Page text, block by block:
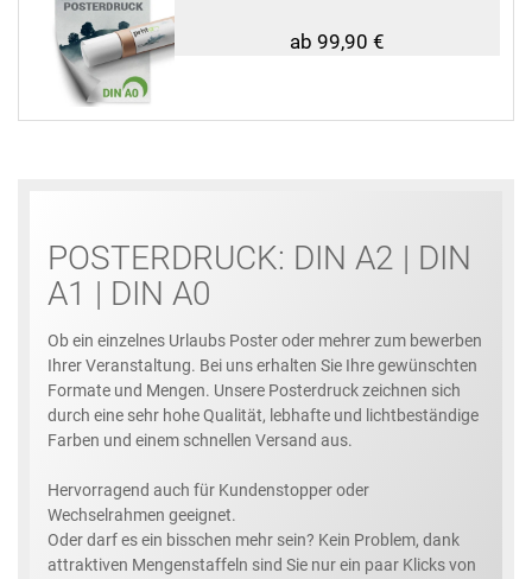
ab 99,90 €
POSTERDRUCK: DIN A2 | DIN
A1 | DIN A0
Ob ein einzelnes Urlaubs Poster oder mehrer zum bewerben
Ihrer Veranstaltung. Bei uns erhalten Sie Ihre gewünschten
Formate und Mengen. Unsere Posterdruck zeichnen sich
durch eine sehr hohe Qualität, lebhafte und lichtbeständige
Farben und einem schnellen Versand aus.
Hervorragend auch für Kundenstopper oder
Wechselrahmen geeignet.
Oder darf es ein bisschen mehr sein? Kein Problem, dank
attraktiven Mengenstaffeln sind Sie nur ein paar Klicks von